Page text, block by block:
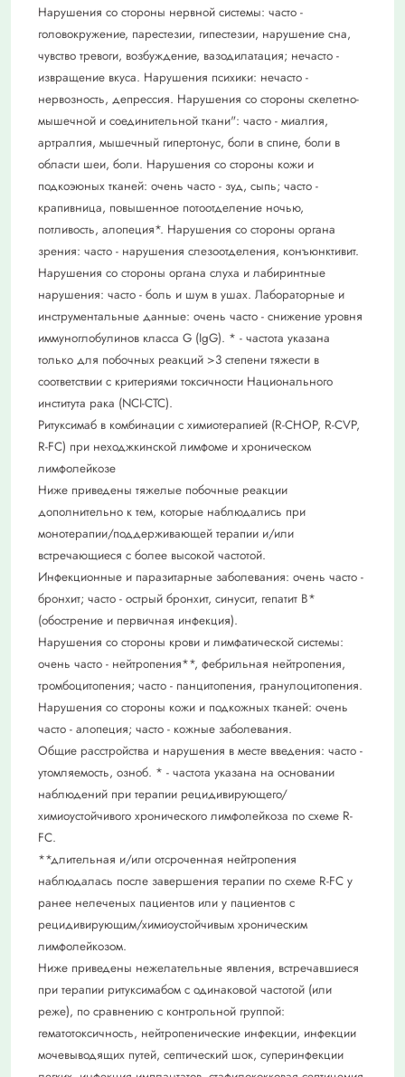
Нарушения со стороны нервной системы: часто -
головокружение, парестезии, гипестезии, нарушение сна,
чувство тревоги, возбуждение, вазодилатация; нечасто -
извращение вкуса. Нарушения психики: нечасто -
нервозность, депрессия. Нарушения со стороны скелетно-
мышечной и соединительной ткани": часто - миалгия,
артралгия, мышечный гипертонус, боли в спине, боли в
области шеи, боли. Нарушения со стороны кожи и
подкоэюных тканей: очень часто - зуд, сыпь; часто -
крапивница, повышенное потоотделение ночью,
потливость, алопеция*. Нарушения со стороны органа
зрения: часто - нарушения слезоотделения, конъюнктивит.
Нарушения со стороны органа слуха и лабиринтные
нарушения: часто - боль и шум в ушах. Лабораторные и
инструментальные данные: очень часто - снижение уровня
иммуноглобулинов класса G (IgG). * - частота указана
только для побочных реакций >3 степени тяжести в
соответствии с критериями токсичности Национального
института рака (NCI-CTC).
Ритуксимаб в комбинации с химиотерапией (R-CHOP, R-CVP,
R-FC) при неходжкинской лимфоме и хроническом
лимфолейкозе
Ниже приведены тяжелые побочные реакции
дополнительно к тем, которые наблюдались при
монотерапии/поддерживающей терапии и/или
встречающиеся с более высокой частотой.
Инфекционные и паразитарные заболевания: очень часто -
бронхит; часто - острый бронхит, синусит, гепатит В*
(обострение и первичная инфекция).
Нарушения со стороны крови и лимфатической системы:
очень часто - нейтропения**, фебрильная нейтропения,
тромбоцитопения; часто - панцитопения, гранулоцитопения.
Нарушения со стороны кожи и подкожных тканей: очень
часто - алопеция; часто - кожные заболевания.
Общие расстройства и нарушения в месте введения: часто -
утомляемость, озноб. * - частота указана на основании
наблюдений при терапии рецидивирующего/
химиоустойчивого хронического лимфолейкоза по схеме R-
FC.
**длительная и/или отсроченная нейтропения
наблюдалась после завершения терапии по схеме R-FC у
ранее нелеченых пациентов или у пациентов с
рецидивирующим/химиоустойчивым хроническим
лимфолейкозом.
Ниже приведены нежелательные явления, встречавшиеся
при терапии ритуксимабом с одинаковой частотой (или
реже), по сравнению с контрольной группой:
гематотоксичность, нейтропенические инфекции, инфекции
мочевыводящих путей, септический шок, суперинфекции